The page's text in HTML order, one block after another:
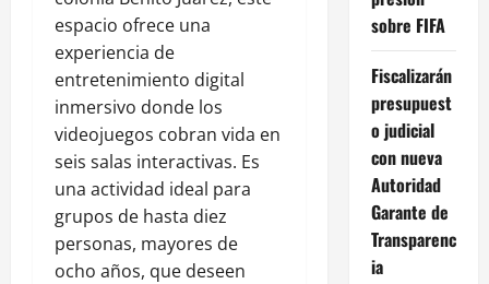
espacio ofrece una
experiencia de
entretenimiento digital
inmersivo donde los
videojuegos cobran vida en
seis salas interactivas. Es
una actividad ideal para
grupos de hasta diez
personas, mayores de
ocho años, que deseen
sobre FIFA
Fiscalizarán
presupuest
o judicial
con nueva
Autoridad
Garante de
Transparenc
ia